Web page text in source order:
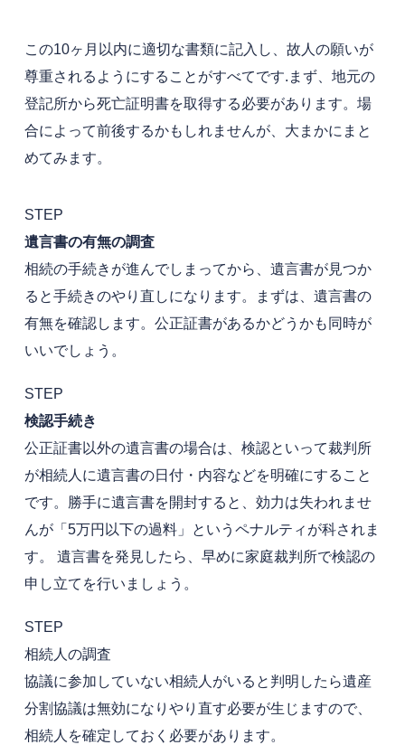
この10ヶ月以内に適切な書類に記入し、故人の願いが
尊重されるようにすることがすべてです.まず、地元の
登記所から死亡証明書を取得する必要があります。場
合によって前後するかもしれませんが、大まかにまと
めてみます。
STEP
遺言書の有無の調査
相続の手続きが進んでしまってから、遺言書が見つか
ると手続きのやり直しになります。まずは、遺言書の
有無を確認します。公正証書があるかどうかも同時が
いいでしょう。
STEP
検認手続き
公正証書以外の遺言書の場合は、検認といって裁判所
が相続人に遺言書の日付・内容などを明確にすること
です。勝手に遺言書を開封すると、効力は失われませ
んが「5万円以下の過料」というペナルティが科されま
す。 遺言書を発見したら、早めに家庭裁判所で検認の
申し立てを行いましょう。
STEP
相続人の調査
協議に参加していない相続人がいると判明したら遺産
分割協議は無効になりやり直す必要が生じますので、
相続人を確定しておく必要があります。